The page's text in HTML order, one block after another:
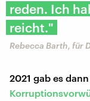
reden. Ich
reicht."
Rebecca Barth, für
2021 gab es